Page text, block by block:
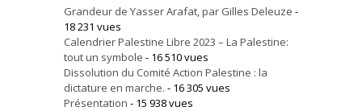
Grandeur de Yasser Arafat, par Gilles Deleuze -
18 231 vues
Calendrier Palestine Libre 2023 – La Palestine:
tout un symbole - 16 510 vues
Dissolution du Comité Action Palestine : la
dictature en marche. - 16 305 vues
Présentation - 15 938 vues